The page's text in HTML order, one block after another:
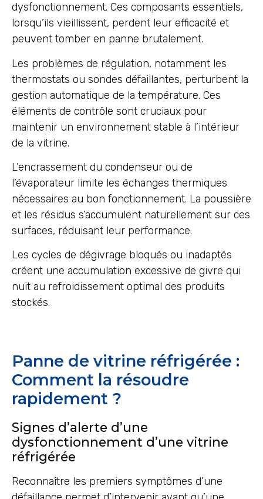
dysfonctionnement. Ces composants essentiels,
lorsqu’ils vieillissent, perdent leur efficacité et
peuvent tomber en panne brutalement.
Les problèmes de régulation, notamment les
thermostats ou sondes défaillantes, perturbent la
gestion automatique de la température. Ces
éléments de contrôle sont cruciaux pour
maintenir un environnement stable à l’intérieur
de la vitrine.
L’encrassement du condenseur ou de
l’évaporateur limite les échanges thermiques
nécessaires au bon fonctionnement. La poussière
et les résidus s’accumulent naturellement sur ces
surfaces, réduisant leur performance.
Les cycles de dégivrage bloqués ou inadaptés
créent une accumulation excessive de givre qui
nuit au refroidissement optimal des produits
stockés.
Panne de vitrine réfrigérée :
Comment la résoudre
rapidement ?
Signes d’alerte d’une
dysfonctionnement d’une vitrine
réfrigérée
Reconnaître les premiers symptômes d’une